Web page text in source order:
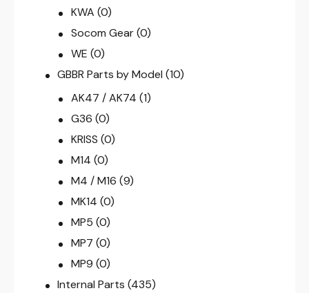
KWA (0)
Socom Gear (0)
WE (0)
GBBR Parts by Model (10)
AK47 / AK74 (1)
G36 (0)
KRISS (0)
M14 (0)
M4 / M16 (9)
MK14 (0)
MP5 (0)
MP7 (0)
MP9 (0)
Internal Parts (435)